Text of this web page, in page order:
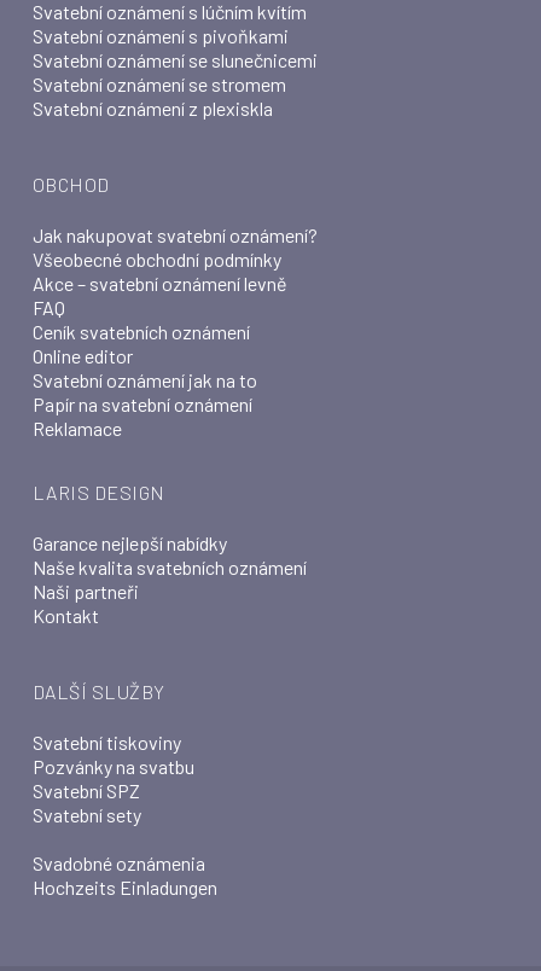
Svatební oznámení s lúčním kvítím
Svatební oznámení s pivoňkami
Svatební oznámení se slunečnicemi
Svatební oznámení se stromem
Svatební oznámení z plexiskla
OBCHOD
Jak nakupovat svatební oznámení?
Všeobecné obchodní podmínky
Akce – svatební oznámení levně
FAQ
Ceník svatebních oznámení
Online editor
Svatební oznámení jak na to
Papír na svatební oznámení
Reklamace
LARIS DESIGN
Garance nejlepší nabídky
Naše kvalita svatebních oznámení
Naši partneři
Kontakt
DALŠÍ SLUŽBY
Svatební tiskoviny
Pozvánky na svatbu
Svatební SPZ
Svatební sety
Svadobné oznámenia
Hochzeits Einladungen